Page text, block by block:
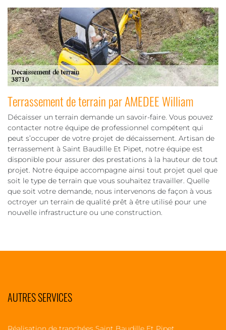
Terrassement de terrain par AMEDEE William
Décaisser un terrain demande un savoir-faire. Vous pouvez
contacter notre équipe de professionnel compétent qui
peut s’occuper de votre projet de décaissement. Artisan de
terrassement à Saint Baudille Et Pipet, notre équipe est
disponible pour assurer des prestations à la hauteur de tout
projet. Notre équipe accompagne ainsi tout projet quel que
soit le type de terrain que vous souhaitez travailler. Quelle
que soit votre demande, nous intervenons de façon à vous
octroyer un terrain de qualité prêt à être utilisé pour une
nouvelle infrastructure ou une construction.
AUTRES SERVICES